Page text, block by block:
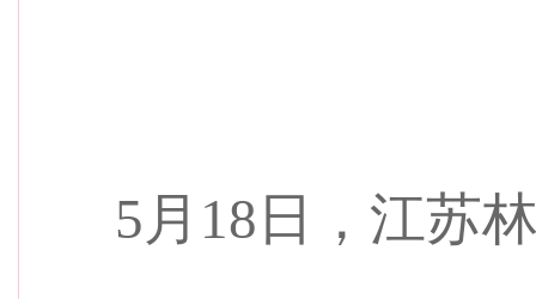
5月18日，江苏